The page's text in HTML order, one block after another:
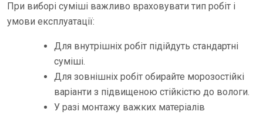
При виборі суміші важливо враховувати тип робіт і
умови експлуатації:
Для внутрішніх робіт підійдуть стандартні
суміші.
Для зовнішніх робіт обирайте морозостійкі
варіанти з підвищеною стійкістю до вологи.
У разі монтажу важких матеріалів